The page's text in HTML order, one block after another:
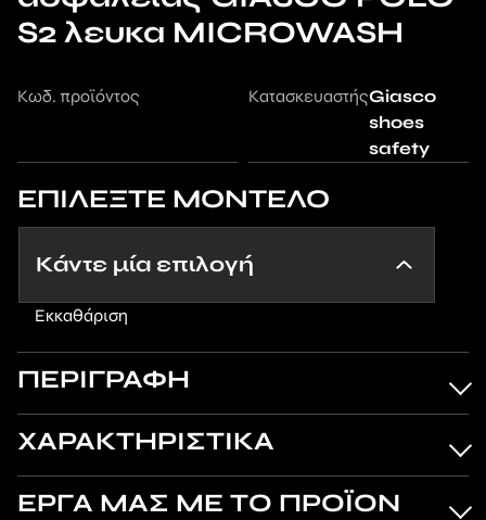
S2 λευκα MICROWASH
Κωδ. προϊόντος ΚατασκευαστήςGiasco
shoes
safety
ΕΠΙΛΕΞΤΕ ΜΟΝΤΕΛΟ
Εκκαθάριση
ΠΕΡΙΓΡΑΦΗ
ΧΑΡΑΚΤΗΡΙΣΤΙΚΑ
ΕΡΓΑ ΜΑΣ ΜΕ ΤΟ ΠΡΟΪΟΝ